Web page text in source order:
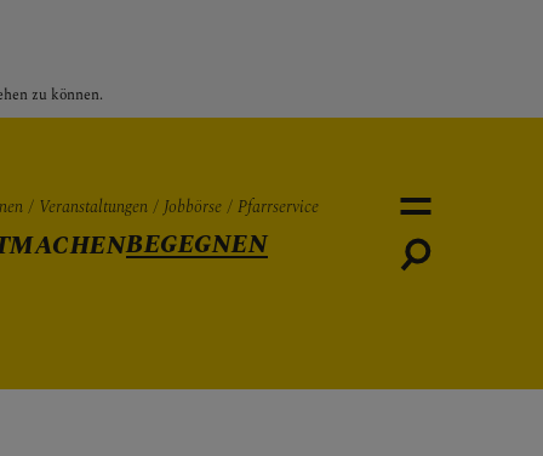
zu können.
Veranstaltungen Jobbörse Pfarrservice
BEGEGNEN